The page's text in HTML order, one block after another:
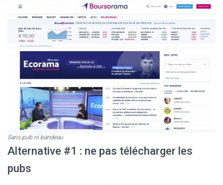
Sans pub ni bandeau
Alternative #1 : ne pas télécharger les
pubs